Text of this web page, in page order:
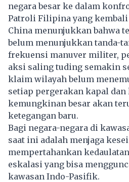
negara besar ke dalam
Patroli Filipina yang
China menunjukkan bahwa
belum menunjukkan tanda-
frekuensi manuver militer,
aksi saling tuding semakin
klaim wilayah belum
setiap pergerakan kapal
kemungkinan besar akan
ketegangan baru.
Bagi negara-negara di
saat ini adalah menjaga
mempertahankan
eskalasi yang bisa
kawasan Indo-Pasifik.